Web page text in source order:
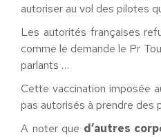
autoriser au vol des pilotes
Les autorités françaises
comme le demande le Pr
parlants …
Cette vaccination imposée
pas autorisés à prendre des
A noter que d’autres